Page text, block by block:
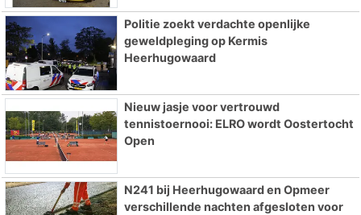
Politie zoekt verdachte openlijke
geweldpleging op Kermis
Heerhugowaard
Nieuw jasje voor vertrouwd
tennistoernooi: ELRO wordt Oostertocht
Open
N241 bij Heerhugowaard en Opmeer
verschillende nachten afgesloten voor